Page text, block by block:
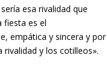
esa rivalidad que
fiesta es el
empática y sincera y por
y los cotilleos».